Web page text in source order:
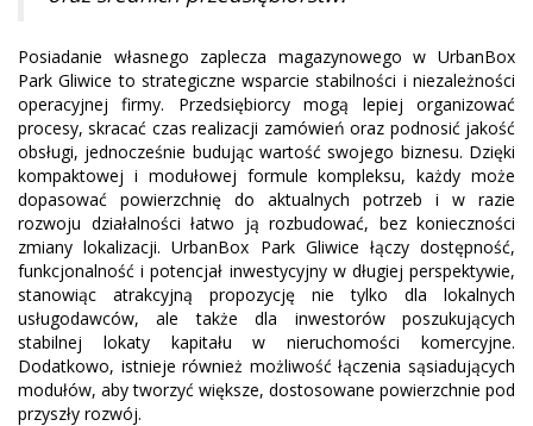
Posiadanie własnego zaplecza magazynowego w UrbanBox
Park Gliwice to strategiczne wsparcie stabilności i niezależności
operacyjnej firmy. Przedsiębiorcy mogą lepiej organizować
procesy, skracać czas realizacji zamówień oraz podnosić jakość
obsługi, jednocześnie budując wartość swojego biznesu. Dzięki
kompaktowej i modułowej formule kompleksu, każdy może
dopasować powierzchnię do aktualnych potrzeb i w razie
rozwoju działalności łatwo ją rozbudować, bez konieczności
zmiany lokalizacji. UrbanBox Park Gliwice łączy dostępność,
funkcjonalność i potencjał inwestycyjny w długiej perspektywie,
stanowiąc atrakcyjną propozycję nie tylko dla lokalnych
usługodawców, ale także dla inwestorów poszukujących
stabilnej lokaty kapitału w nieruchomości komercyjne.
Dodatkowo, istnieje również możliwość łączenia sąsiadujących
modułów, aby tworzyć większe, dostosowane powierzchnie pod
przyszły rozwój.